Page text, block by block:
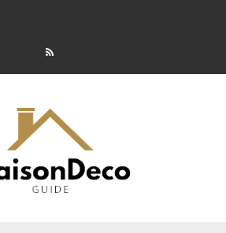
POURQUOI L’ENTRETIEN EXTÉRIEUR PROTÈGE